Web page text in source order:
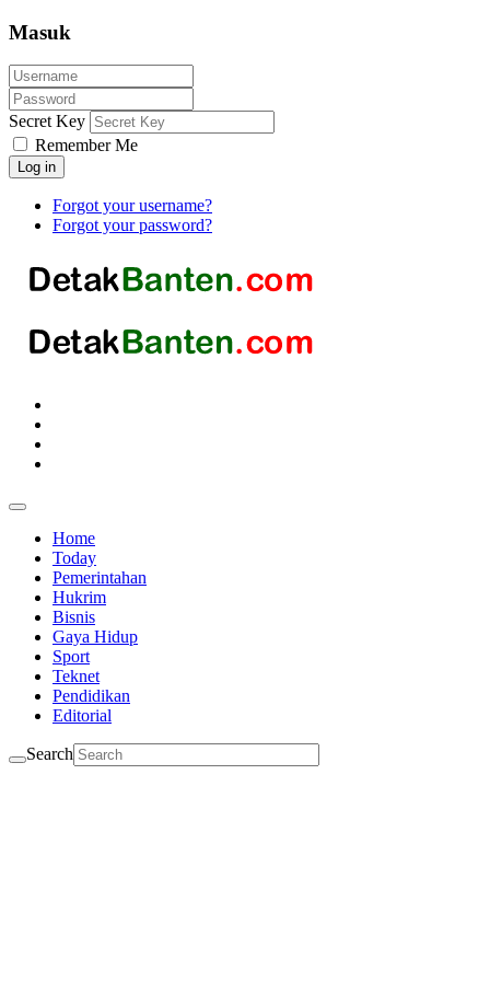
Masuk
Secret Key
Remember Me
Log in
Forgot your username?
Forgot your password?
Home
Today
Pemerintahan
Hukrim
Bisnis
Gaya Hidup
Sport
Teknet
Pendidikan
Editorial
Search